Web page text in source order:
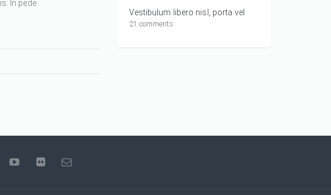
In pede
Vestibulum libero nisl, porta vel
21 comments